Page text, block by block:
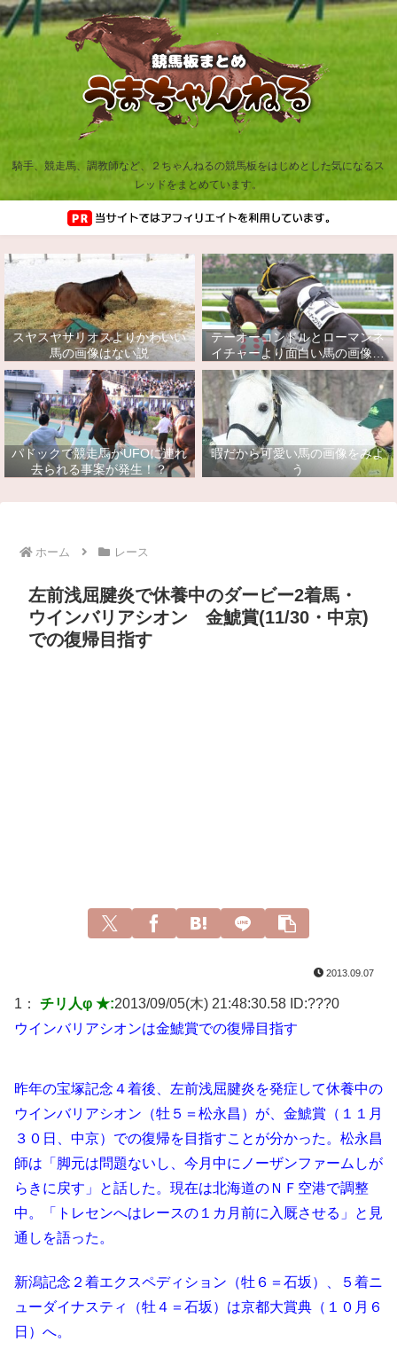
騎手、競走馬、調教師など、２ちゃんねるの競馬板をはじめとした気になるス
レッドをまとめています。
スヤスヤサリオスよりかわいい
馬の画像はない説
テーオーコンドルとローマンネ
イチャーより面白い馬の画像っ
てあるの？
パドックで競走馬がUFOに連れ
去られる事案が発生！？
暇だから可愛い馬の画像をみよ
う
ホーム レース
左前浅屈腱炎で休養中のダービー2着馬・
ウインバリアシオン 金鯱賞(11/30・中京)
での復帰目指す
2013.09.07
1： チリ人φ ★:2013/09/05(木) 21:48:30.58 ID:???0
ウインバリアシオンは金鯱賞での復帰目指す
昨年の宝塚記念４着後、左前浅屈腱炎を発症して休養中の
ウインバリアシオン（牡５＝松永昌）が、金鯱賞（１１月
３０日、中京）での復帰を目指すことが分かった。松永昌
師は「脚元は問題ないし、今月中にノーザンファームしが
らきに戻す」と話した。現在は北海道のＮＦ空港で調整
中。「トレセンへはレースの１カ月前に入厩させる」と見
通しを語った。
新潟記念２着エクスペディション（牡６＝石坂）、５着ニ
ューダイナスティ（牡４＝石坂）は京都大賞典（１０月６
日）へ。